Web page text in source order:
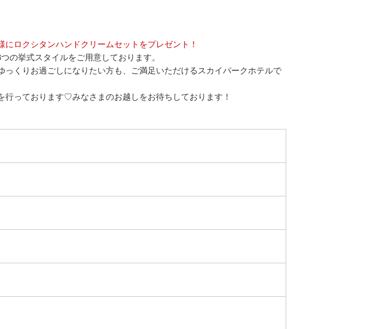
ロクシタンハンドクリームセットをプレゼント！
の挙式スタイルをご用意しております。
っくりお過ごしになりたい方も、ご満足いただけるスカイパークホテルで
行っております♡みなさまのお越しをお待ちしております！